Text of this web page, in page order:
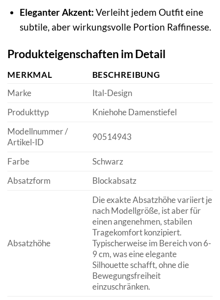
Eleganter Akzent: Verleiht jedem Outfit eine
subtile, aber wirkungsvolle Portion Raffinesse.
Produkteigenschaften im Detail
MERKMAL
BESCHREIBUNG
Marke
Ital-Design
Produkttyp
Kniehohe Damenstiefel
Modellnummer /
Artikel-ID
90514943
Farbe
Schwarz
Absatzform
Blockabsatz
Absatzhöhe
Die exakte Absatzhöhe variiert je
nach Modellgröße, ist aber für
einen angenehmen, stabilen
Tragekomfort konzipiert.
Typischerweise im Bereich von 6-
9 cm, was eine elegante
Silhouette schafft, ohne die
Bewegungsfreiheit
einzuschränken.